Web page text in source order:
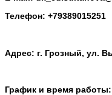
Телефон: +79389015251
Адрес: г. Грозный, ул.
График и время